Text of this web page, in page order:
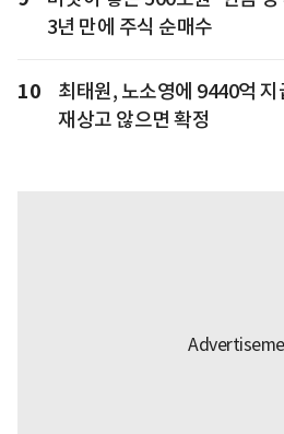
3년 만에 주식 순매수
10
최태원, 노소영에 9440억 지
재상고 않으면 확정